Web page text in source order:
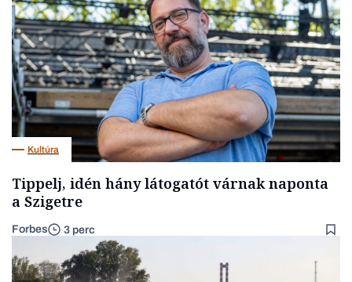
Kultúra
Tippelj, idén hány látogatót várnak naponta
a Szigetre
Forbes 3 perc